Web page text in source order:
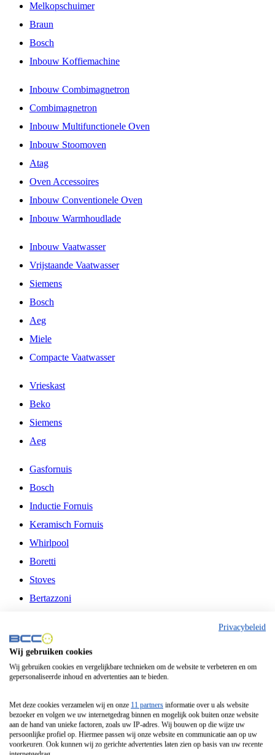
Melkopschuimer
Braun
Bosch
Inbouw Koffiemachine
Inbouw Combimagnetron
Combimagnetron
Inbouw Multifunctionele Oven
Inbouw Stoomoven
Atag
Oven Accessoires
Inbouw Conventionele Oven
Inbouw Warmhoudlade
Inbouw Vaatwasser
Vrijstaande Vaatwasser
Siemens
Bosch
Aeg
Miele
Compacte Vaatwasser
Vrieskast
Beko
Siemens
Aeg
Gasfornuis
Bosch
Inductie Fornuis
Keramisch Fornuis
Whirlpool
Boretti
Stoves
Bertazzoni
Fitelli
Airfryer
Frituurpan
Contactgrill
Broodbakmachine
Broodrooster
Privacybeleid
Wij gebruiken cookies
Wij gebruiken cookies en vergelijkbare technieken om de website te verbeteren en om
gepersonaliseerde inhoud en advertenties aan te bieden.
Met deze cookies verzamelen wij en onze 11 partners informatie over u als website
bezoeker en volgen we uw internetgedrag binnen en mogelijk ook buiten onze website
aan de hand van unieke factoren, zoals uw IP-adres. Wij bouwen op die wijze uw
persoonlijke profiel op. Hiermee passen wij onze website en communicatie aan op uw
voorkeuren. Ook kunnen wij zo gerichte advertenties laten zien op basis van uw recente